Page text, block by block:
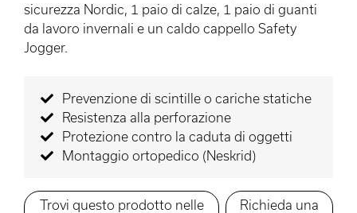
sicurezza Nordic, 1 paio di calze, 1 paio di guanti
da lavoro invernali e un caldo cappello Safety
Jogger.
Prevenzione di scintille o cariche statiche
Resistenza alla perforazione
Protezione contro la caduta di oggetti
Montaggio ortopedico (Neskrid)
Trovi questo prodotto nelle
Richieda una